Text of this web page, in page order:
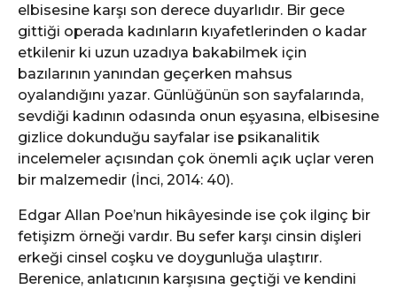
elbisesine karşı son derece duyarlıdır. Bir gece
gittiği operada kadınların kıyafetlerinden o kadar
etkilenir ki uzun uzadıya bakabilmek için
bazılarının yanından geçerken mahsus
oyalandığını yazar. Günlüğünün son sayfalarında,
sevdiği kadının odasında onun eşyasına, elbisesine
gizlice dokunduğu sayfalar ise psikanalitik
incelemeler açısından çok önemli açık uçlar veren
bir malzemedir (İnci, 2014: 40).
Edgar Allan Poe’nun hikâyesinde ise çok ilginç bir
fetişizm örneği vardır. Bu sefer karşı cinsin dişleri
erkeği cinsel coşku ve doygunluğa ulaştırır.
Berenice, anlatıcının karşısına geçtiği ve kendini